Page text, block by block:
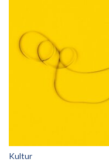
Kultur